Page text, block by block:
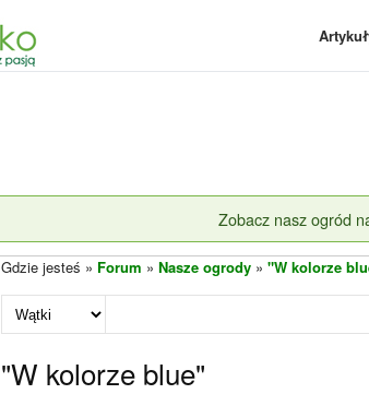
Zobacz nasz ogród
Gdzie jesteś » Forum » Nasze ogrody » "W kolorze
"W kolorze blue"